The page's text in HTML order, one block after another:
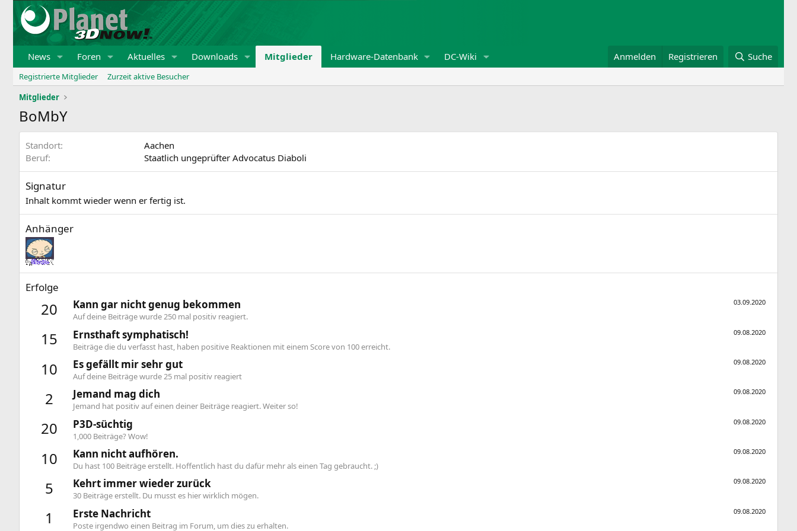
News Foren Aktuelles Downloads Mitglieder Hardware-Datenbank DC-Wiki Anmelden Registrieren Suche
Registrierte Mitglieder
Zurzeit aktive Besucher
Mitglieder
BoMbY
Standort
Aachen
Beruf
Staatlich ungeprüfter Advocatus Diaboli
Signatur
Inhalt kommt wieder wenn er fertig ist.
Anhänger
Erfolge
20 03.09.2020
Kann gar nicht genug bekommen
Auf deine Beiträge wurde 250 mal positiv reagiert.
15 09.08.2020
Ernsthaft symphatisch!
Beiträge die du verfasst hast, haben positive Reaktionen mit einem Score von 100 erreicht.
10 09.08.2020
Es gefällt mir sehr gut
Auf deine Beiträge wurde 25 mal positiv reagiert
2 09.08.2020
Jemand mag dich
Jemand hat positiv auf einen deiner Beiträge reagiert. Weiter so!
20 09.08.2020
P3D-süchtig
1,000 Beiträge? Wow!
10 09.08.2020
Kann nicht aufhören.
Du hast 100 Beiträge erstellt. Hoffentlich hast du dafür mehr als einen Tag gebraucht. ;)
5 09.08.2020
Kehrt immer wieder zurück
30 Beiträge erstellt. Du musst es hier wirklich mögen.
1 09.08.2020
Erste Nachricht
Poste irgendwo einen Beitrag im Forum, um dies zu erhalten.